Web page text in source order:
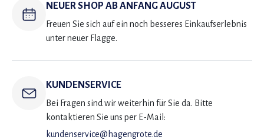
NEUER SHOP AB ANFANG AUGUST
Freuen Sie sich auf ein noch besseres Einkaufserlebnis
unter neuer Flagge.
KUNDENSERVICE
Bei Fragen sind wir weiterhin für Sie da. Bitte
kontaktieren Sie uns per E-Mail:
kundenservice@hagengrote.de